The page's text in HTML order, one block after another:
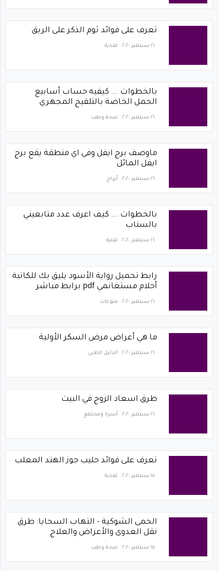
تعرف على فوائد ثوم الذكر على الريق
١٦ سبتمبر ٢٠٢٠ تغذية
بالخطوات ... كيفيه حساب أسابيع
الحمل الخاصة بالتلقيح المجهري
١٦ سبتمبر ٢٠٢٠ صحة وطب
ماوصف برج ايفل وفي اي منطقة يقع برج
ايفل المائل
١٦ سبتمبر ٢٠٢٠ أبراج
بالخطوات ... كيف اعرف عدد متابعيني
بالسناب
١٦ سبتمبر ٢٠٢٠ تقنية
رابط تحميل رواية الأسود يليق بك للكاتبة
أحلام مستغانمي pdf برابط مباشر
١٦ سبتمبر ٢٠٢٠ منوعات
ما هي أعراض مرض السكر الأولية
١٦ سبتمبر ٢٠٢٠ الدليل الطبي
طرق اسعاد الزوج في البيت
١٦ سبتمبر ٢٠٢٠ أسرة ومجتمع
تعرف على فوائد حليب جوز الهند المعلب
١٥ سبتمبر ٢٠٢٠ تغذية
الحمى الشوكية - التهاب السحايا: طرق
نقل العدوى والأعراض والعلاج
١٥ سبتمبر ٢٠٢٠ صحة وطب